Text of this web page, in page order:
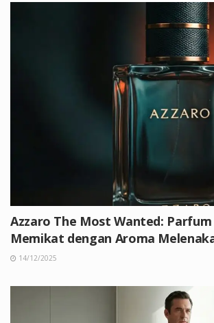
Azzaro The Most Wanted:
Memikat dengan Aroma
14/12/2025